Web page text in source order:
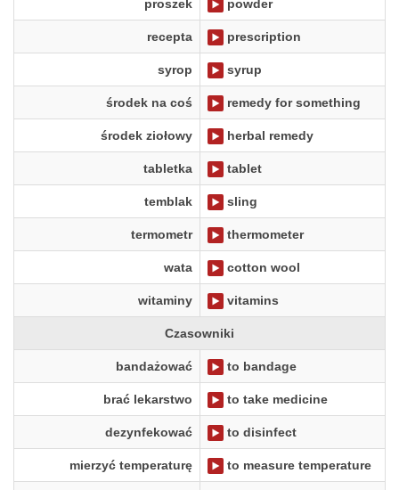
proszek powder
recepta prescription
syrop syrup
środek na coś remedy for something
środek ziołowy herbal remedy
tabletka tablet
temblak sling
termometr thermometer
wata cotton wool
witaminy vitamins
Czasowniki
bandażować to bandage
brać lekarstwo to take medicine
dezynfekować to disinfect
mierzyć temperaturę to measure temperature